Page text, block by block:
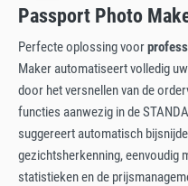
Passport Photo
Perfecte oplossing voor
Maker automatiseert volledig
door het versnellen van de
functies aanwezig in de
suggereert automatisch
gezichtsherkenning, eenvoudig
statistieken en de